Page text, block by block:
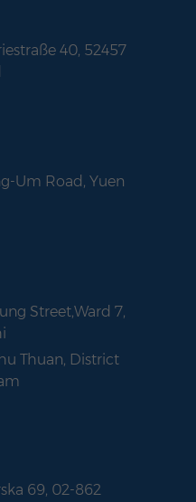
40, 52457
Um Road, Yuen
Street,Ward 7,
Thuan, District
69, 02-862